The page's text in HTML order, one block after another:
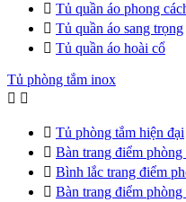
 Tủ quần áo phong
 Tủ quần áo sang trọng
 Tủ quần áo hoài cổ
Tủ phòng tắm inox
 
 Tủ phòng tắm hiện đại
 Bàn trang điểm phòng
 Bình lắc trang điểm
 Bàn trang điểm